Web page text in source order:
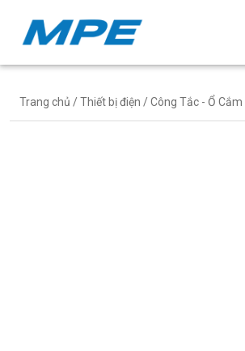
Trang chủ /Thiết bị điện /Công Tắc - Ổ Cắm